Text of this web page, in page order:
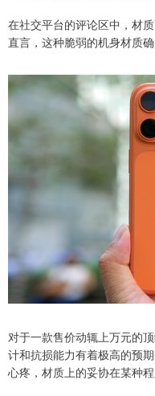
在社交平台的评论区中，材
直言，这种脆弱的机身材质
对于一款售价动辄上万元的
计和抗损能力有着极高的预
心疼，材质上的妥协在某种